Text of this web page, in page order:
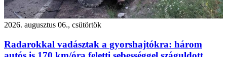
2026. augusztus 06., csütörtök
Radarokkal vadásztak a gyorshajtókra: három